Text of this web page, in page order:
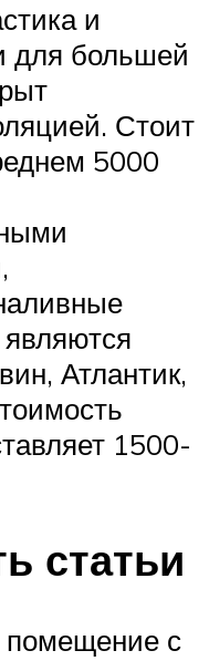
и
для большей
Стоит
5000
являются
Атлантик,
1500-
статьи
помещение с